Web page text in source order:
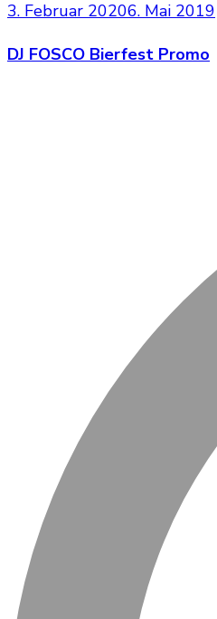
3. Februar 20206. Mai 2019
DJ FOSCO Bierfest Promo